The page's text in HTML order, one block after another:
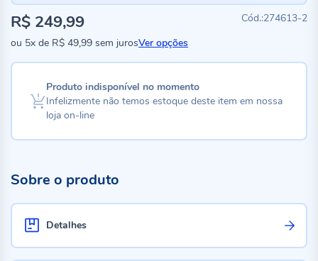
274613-2
R$ 249,99
ou 5x de R$ 49,99 sem jurosVer opções
Produto indisponível no momento
Infelizmente não temos estoque deste item em nossa
loja on-line
Sobre o produto
Detalhes